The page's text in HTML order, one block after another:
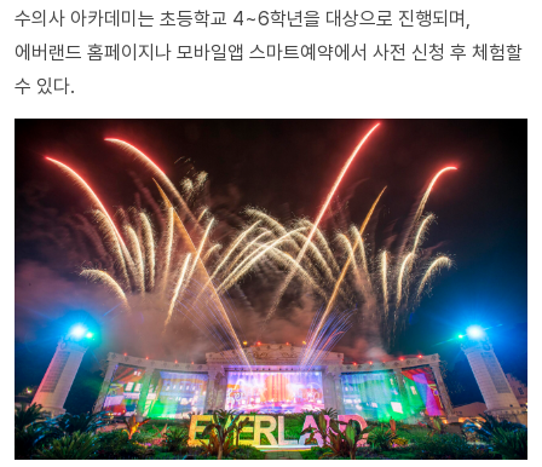
수의사 아카데미는 초등학교 4~6학년을 대상으로 진행되며,
에버랜드 홈페이지나 모바일앱 스마트예약에서 사전 신청 후 체험할
수 있다.